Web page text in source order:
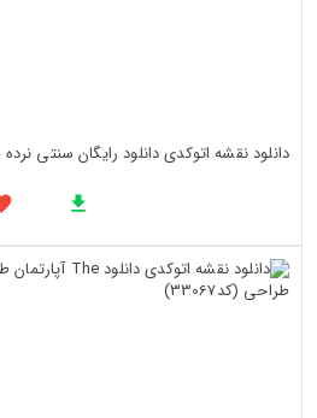
دانلود نقشه اتوکدی دانلود رایگان سنتی نرده